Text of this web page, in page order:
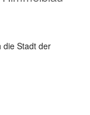
die Stadt der